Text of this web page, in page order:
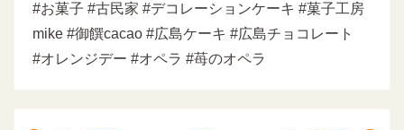
#お菓子 #古民家 #デコレーションケーキ #菓子工房
mike #御饌cacao #広島ケーキ #広島チョコレート
#オレンジデー #オペラ #苺のオペラ